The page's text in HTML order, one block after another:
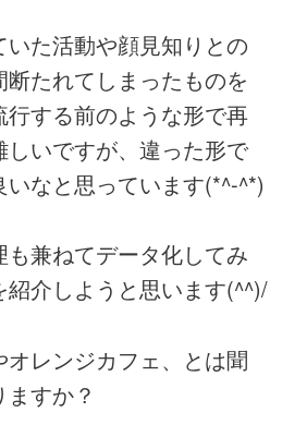
た活動や顔見知りとの
たれてしまったものを
行する前のような形で再
しいですが、違った形で
なと思っています(*^-^*)
兼ねてデータ化してみ
紹介しようと思います(^^)/
レンジカフェ、とは聞
すか？